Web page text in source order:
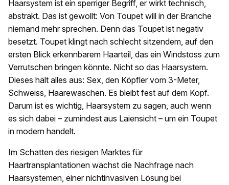
Haarsystem ist ein sperriger Begriff, er wirkt technisch,
abstrakt. Das ist gewollt: Von Toupet will in der Branche
niemand mehr sprechen. Denn das Toupet ist negativ
besetzt. Toupet klingt nach schlecht sitzendem, auf den
ersten Blick erkennbarem Haarteil, das ein Windstoss zum
Verrutschen bringen könnte. Nicht so das Haarsystem.
Dieses hält alles aus: Sex, den Köpfler vom 3-Meter,
Schweiss, Haarewaschen. Es bleibt fest auf dem Kopf.
Darum ist es wichtig, Haarsystem zu sagen, auch wenn
es sich dabei – zumindest aus Laiensicht – um ein Toupet
in modern handelt.
Im Schatten des riesigen Marktes für
Haartransplantationen wächst die Nachfrage nach
Haarsystemen, einer nichtinvasiven Lösung bei